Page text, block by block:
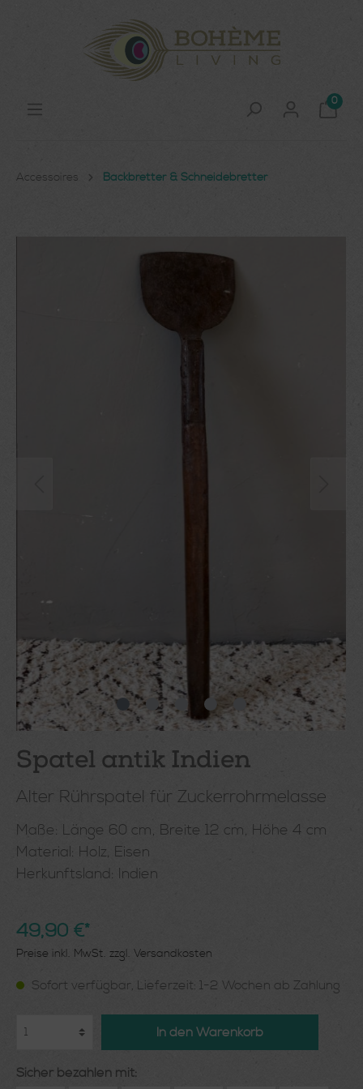
0
Accessoires Backbretter & Schneidebretter
Spatel antik Indien
Alter Rührspatel für Zuckerrohrmelasse
Maße: Länge 60 cm, Breite 12 cm, Höhe 4 cm
Material: Holz, Eisen
Herkunftsland: Indien
49,90 €*
Preise inkl. MwSt. zzgl. Versandkosten
Sofort verfügbar, Lieferzeit: 1-2 Wochen ab Zahlung
In den Warenkorb
Sicher bezahlen mit: